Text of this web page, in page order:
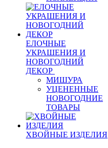
ЕЛОЧНЫЕ
УКРАШЕНИЯ И
НОВОГОДНИЙ
ДЕКОР
МИШУРА
УЦЕНЕННЫЕ
НОВОГОДНИЕ
ТОВАРЫ
ХВОЙНЫЕ ИЗДЕЛИЯ